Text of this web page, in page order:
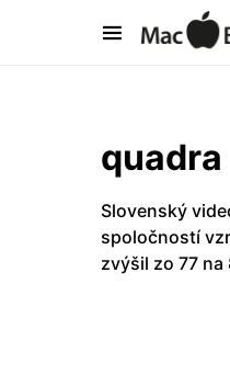
quadra
Slovenský
spoločností
zvýšil zo 77